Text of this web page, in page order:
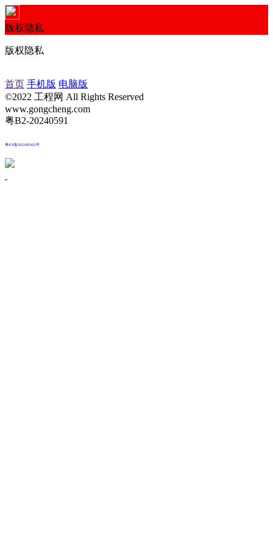
版权隐私
版权隐私
首页 手机版 电脑版
©2022 工程网 All Rights Reserved
www.gongcheng.com
粤B2-20240591
粤ICP备2021085432号